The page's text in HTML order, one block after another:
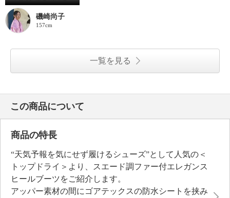
磯崎尚子
157cm
一覧を見る
この商品について
商品の特長
“天気予報を気にせず履けるシューズ”として人気の＜
トップドライ＞より、スエード調ファー付エレガンス
ヒールブーツをご紹介します。
アッパー素材の間にゴアテックスの防水シートを挟み